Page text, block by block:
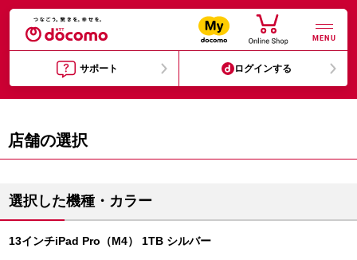
MENU
サポート ログインする
店舗の選択
選択した機種・カラー
13インチiPad Pro（M4） 1TB シルバー